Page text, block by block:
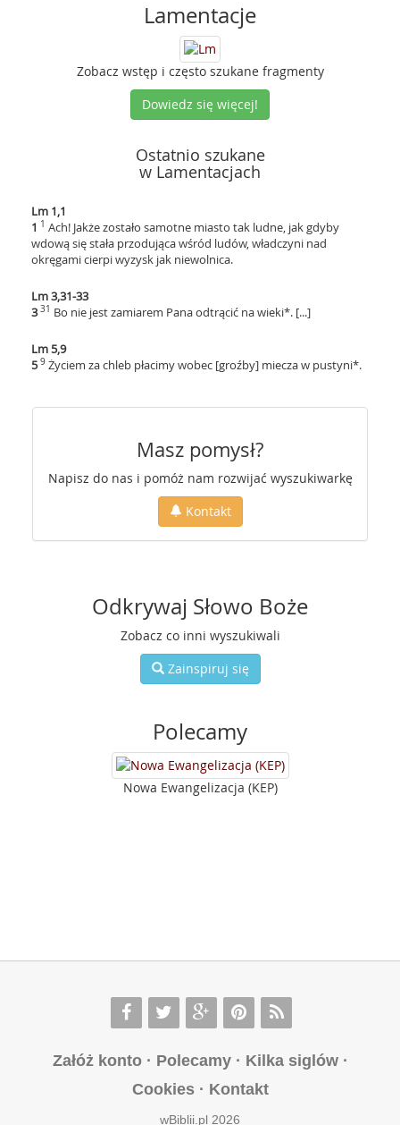
Lamentacje
Zobacz wstęp i często szukane fragmenty
Dowiedz się więcej!
Ostatnio szukane
w Lamentacjach
Lm 1,1
1 1 Ach! Jakże zostało samotne miasto tak ludne, jak gdyby
wdową się stała przodująca wśród ludów, władczyni nad
okręgami cierpi wyzysk jak niewolnica.
Lm 3,31-33
3 31 Bo nie jest zamiarem Pana odtrącić na wieki*. [...]
Lm 5,9
5 9 Życiem za chleb płacimy wobec [groźby] miecza w pustyni*.
Masz pomysł?
Napisz do nas i pomóż nam rozwijać wyszukiwarkę
Kontakt
Odkrywaj Słowo Boże
Zobacz co inni wyszukiwali
Zainspiruj się
Polecamy
Nowa Ewangelizacja (KEP)
Załóż konto· Polecamy· Kilka siglów·
Cookies· Kontakt
wBiblii.pl 2026